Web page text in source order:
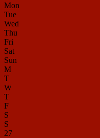
Mon
Tue
Wed
Thu
Fri
Sat
Sun
M
T
W
T
F
S
S
27